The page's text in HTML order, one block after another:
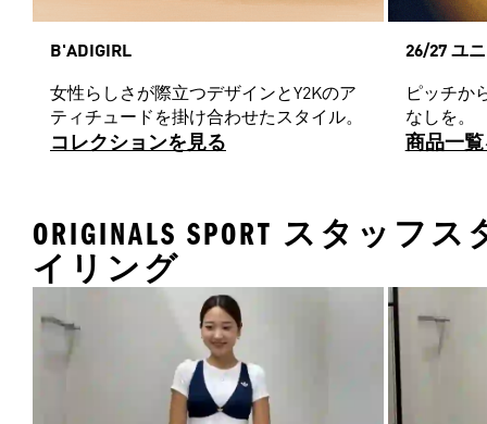
B'ADIGIRL
女性らしさが際立つデザインとY2Kのア
ティチュードを掛け合わせたスタイル。
コレクションを見る
26/27 ユ
ピッチか
なしを。
商品一
ORIGINALS SPORT スタッフス
イリング